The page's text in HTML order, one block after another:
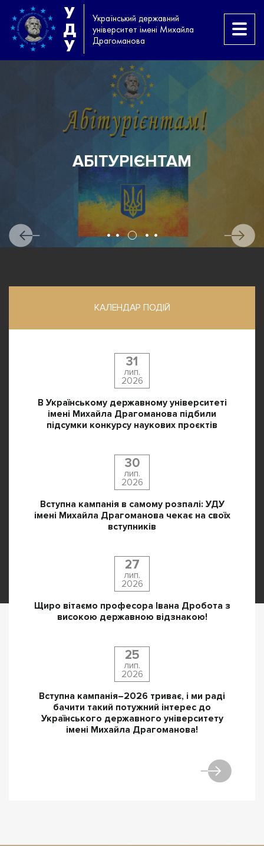
У
Д
У
Український державний
університет імені Михайла
Драгоманова
ІСПИТ З
РІВНЯ B2
КАЛЕНДАР ПОДІЙ
31
лип.
2026
В Українському державному університеті
імені Михайла Драгоманова підбили
підсумки конкурсу наукових проєктів
30
лип.
2026
Вступна кампанія в самому розпалі: УДУ
імені Михайла Драгоманова чекає на своїх
вступників
27
лип.
2026
Щиро вітаємо професора Івана Дробота з
високою державною відзнакою!
25
лип.
2026
Вступна кампанія–2026 триває, і ми раді
бачити такий потужний інтерес до
Українського державного університету
імені Михайла Драгоманова!